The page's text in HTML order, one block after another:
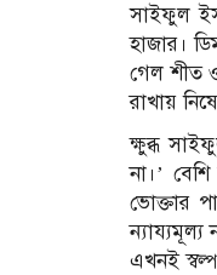
সাইফুল
হাজার।
গেল শীত
রাখায়
ক্ষুব্ধ
না।’
ভোক্তার
ন্যায্যমূল্য
এখনই